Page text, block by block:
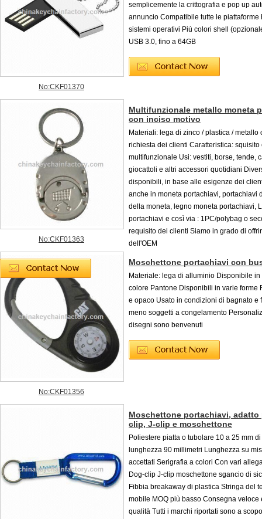
No:CKF01370
semplicemente la crittografia e pop up
annuncio Compatibile tutte le piattaforme
sistemi operativi Più colori shell
USB 3.0, fino a 64GB
No:CKF01363
Multifunzionale metallo moneta
con inciso motivo
Materiali: lega di zinco / plastica / metallo
richiesta dei clienti Caratteristica: squisito
multifunzionale Usi: vestiti, borse, tende,
giocattoli e altri accessori quotidiani
disponibili, in base alle esigenze dei
anche in moneta portachiavi, portachiavi
della moneta, legno moneta portachiavi,
portachiavi e così via : 1PC/polybag o
requisito dei clienti Siamo in grado di
dell'OEM
No:CKF01356
Moschettone portachiavi con
Materiale: lega di alluminio Disponibile
colore Pantone Disponibili in varie forme
e opaco Usato in condizioni di bagnato e
meno soggetti a congelamento
disegni sono benvenuti
Moschettone portachiavi, adatto
clip, J-clip e moschettone
Poliestere piatta o tubolare 10 a 25 mm
lunghezza 90 millimetri Lunghezza su
accettati Serigrafia a colori Con vari
Dog-clip J-clip moschettone sgancio di
Fibbia breakaway di plastica Stringa del
mobile MOQ più basso Consegna veloce
qualità Tutti i marchi riportati sono a